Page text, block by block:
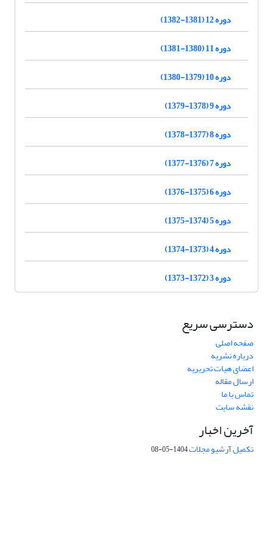
دوره 12 (1381-1382)
دوره 11 (1380-1381)
دوره 10 (1379-1380)
دوره 9 (1378-1379)
دوره 8 (1377-1378)
دوره 7 (1376-1377)
دوره 6 (1375-1376)
دوره 5 (1374-1375)
دوره 4 (1373-1374)
دوره 3 (1372-1373)
دسترسی سریع
صفحه اصلی
درباره نشریه
اعضای هیات تحریریه
ارسال مقاله
تماس با ما
نقشه سایت
آخرین اخبار
تکمیل آرشیو مجلات1404-05-08